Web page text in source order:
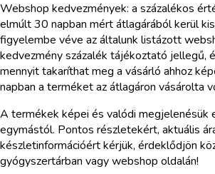
Webshop kedvezmények: a százalékos
elmúlt 30 napban mért átlagárából kerül
figyelembe véve az általunk listázott
kedvezmény százalék tájékoztató jellegű,
mennyit takaríthat meg a vásárló ahhoz
napban a terméket az átlagáron vásárolta
A termékek képei és valódi megjelenésük
egymástól. Pontos részletekért, aktuális
készletinformációért kérjük, érdeklődjön
gyógyszertárban vagy webshop oldalán!